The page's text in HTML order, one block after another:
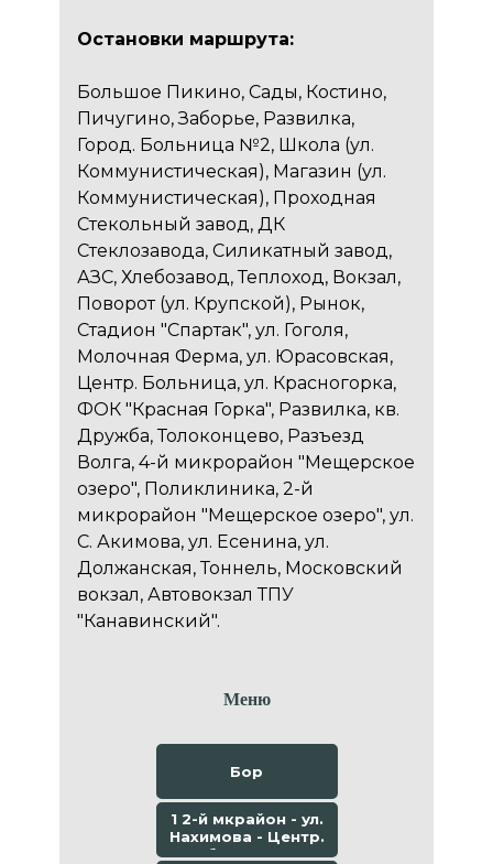
Остановки маршрута:
Большое Пикино, Сады, Костино,
Пичугино, Заборье, Развилка,
Город. Больница №2, Школа (ул.
Коммунистическая), Магазин (ул.
Коммунистическая), Проходная
Стекольный завод, ДК
Стеклозавода, Силикатный завод,
АЗС, Хлебозавод, Теплоход, Вокзал,
Поворот (ул. Крупской), Рынок,
Стадион "Спартак", ул. Гоголя,
Молочная Ферма, ул. Юрасовская,
Центр. Больница, ул. Красногорка,
ФОК "Красная Горка", Развилка, кв.
Дружба, Толоконцево, Разъезд
Волга, 4-й микрорайон "Мещерское
озеро", Поликлиника, 2-й
микрорайон "Мещерское озеро", ул.
С. Акимова, ул. Есенина, ул.
Должанская, Тоннель, Московский
вокзал, Автовокзал ТПУ
"Канавинский".
Меню
Бор
1 2-й мкрайон - ул.
Нахимова - Центр.
больница